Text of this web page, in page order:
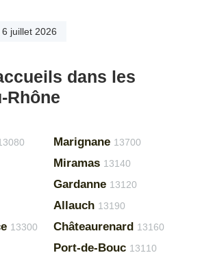
juillet 2026
dans les
Rhône
13300
Marignane 13700
Miramas 13140
Gardanne 13120
Allauch 13190
Châteaurenard 13160
Port-de-Bouc 13110